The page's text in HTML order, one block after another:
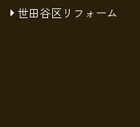
世田谷区リフォーム